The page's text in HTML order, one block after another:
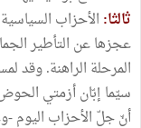
ثالثا: الأحزاب
عجزها عن التأطير
المرحلة الراهنة. وقد
سيّما إبّان أزمتي